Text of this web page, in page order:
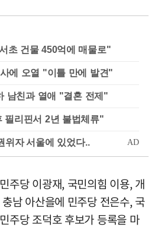
초 건물 450억에 매물로"
에 오열 "이틀 만에 발견"
남친과 열애 "결혼 전제"
필리핀서 2년 불법체류"
주당 이광재, 국민의힘 이용, 개
남 아산을에 민주당 전은수, 국
주당 조덕호 후보가 등록을 마